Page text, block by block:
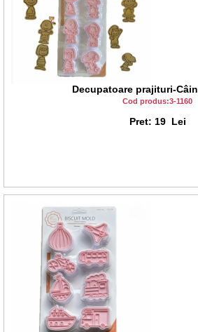
Decupatoare prajituri-
Cod produs:3-1160
Pret: 19 Lei